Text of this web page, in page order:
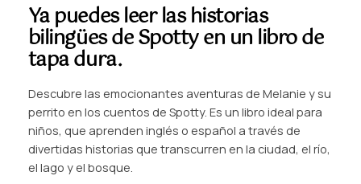
Ya puedes leer las historias
bilingües de Spotty en un libro de
tapa dura.
Descubre las emocionantes aventuras de Melanie y su
perrito en los cuentos de Spotty. Es un libro ideal para
niños, que aprenden inglés o español a través de
divertidas historias que transcurren en la ciudad, el río,
el lago y el bosque.